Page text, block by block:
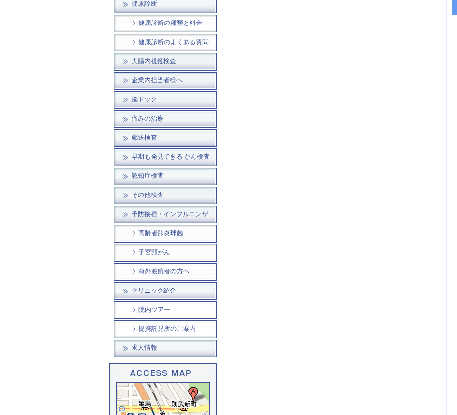
健康診断
健康診断の種類と料金
健康診断のよくある質問
大腸内視鏡検査
企業内担当者様へ
脳ドック
痛みの治療
郵送検査
早期も発見できる がん検査
認知症検査
その他検査
予防接種・インフルエンザ
高齢者肺炎球菌
子宮頸がん
海外渡航者の方へ
クリニック紹介
院内ツアー
提携託児所のご案内
求人情報